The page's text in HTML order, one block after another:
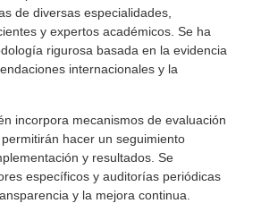
de diversas especialidades,
y expertos académicos. Se ha
rigurosa basada en la evidencia
internacionales y la
incorpora mecanismos de evaluación
hacer un seguimiento
y resultados. Se
específicos y auditorías periódicas
y la mejora continua.